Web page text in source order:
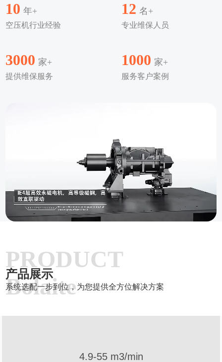
10 年+
空压机行业经验
12 名+
专业维保人员
3000 家+
提供维保服务
1000 家+
服务客户案例
PRODUCT
Bolaite
产品展示
系统选配一步到位，为您提供全方位解决方案
4.9-55 m3/min